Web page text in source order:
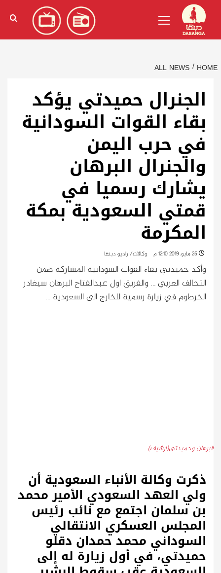
content
الإنجليزية)
Menu
HOME
ALL NEWS
الجنرال حميدتي يؤكد
بقاء القوات السودانية
في حرب اليمن
والجنرال البرهان
يشارك رسميا في
قمتي السعودية بمكة
المكرمة
وكالات/ راديو دبنقا
وأكد حميدتي بقاء القوات السودانية المشاركة ضمن
التحالف العربي … والفريق اول عبدالفتاح البرهان سيغادر
الخرطوم في زيارة رسمية للخارج الى السعودية …
البرهان وحميدتي(ارشيف)
ذكرت وكالة الأنباء السعودية أن
ولي العهد السعودي الأمير محمد
بن سلمان اجتمع مع نائب رئيس
المجلس العسكري الانتقالي
السوداني محمد حمدان دقلو
حميدتي، في أول زيارة له إلى